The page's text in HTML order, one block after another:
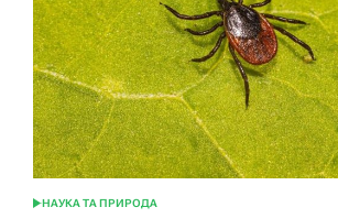
ОПУБЛІКУВАТИ
НАУКА ТА ПРИРОДА